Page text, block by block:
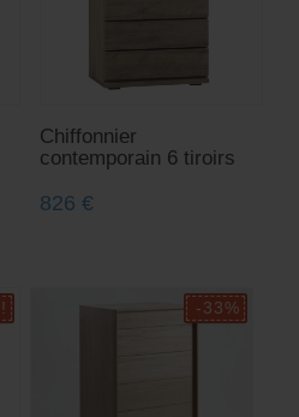
Chiffonnier
contemporain 6 tiroirs
826 €